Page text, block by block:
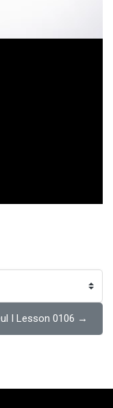
I Lesson 0106 →